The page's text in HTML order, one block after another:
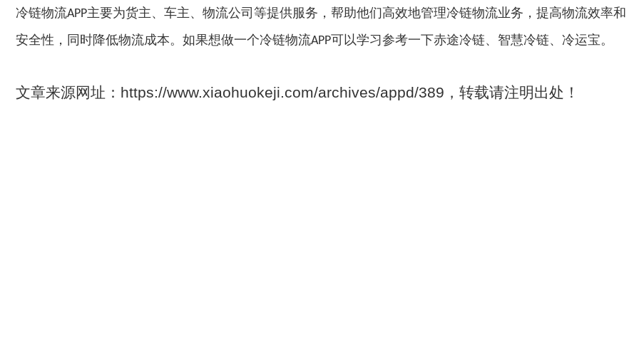
冷链物流APP主要为货主、车主、物流公司等提供服务，帮助他们高效地管理冷链物流业务，提高物流效率和
安全性，同时降低物流成本。如果想做一个冷链物流APP可以学习参考一下赤途冷链、智慧冷链、冷运宝。
文章来源网址：https://www.xiaohuokeji.com/archives/appd/389，转载请注明出处！